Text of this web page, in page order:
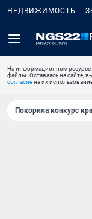
НЕДВИЖИМОСТЬ
На информационном ресурсе
файлы. Оставаясь на сайте,
согласиена их
Покорила конкурс